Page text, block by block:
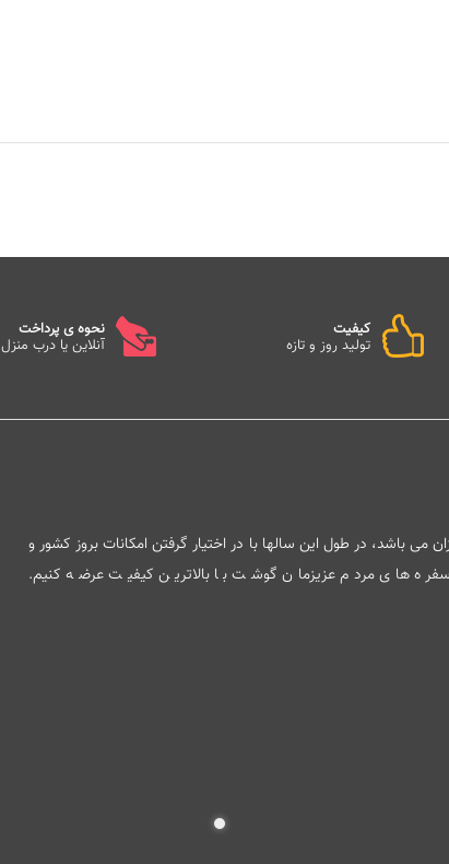
کیفیت
تولید روز و تازه
نحوه ی پرداخت
آنلاین یا درب منزل
در کنار شما عزیزان می باشد، در طول این سالها با در اختیار گرفتن امکانات بروز کشور و
سفره های مردم عزیزمان گوشت با بالاترین کیفیت عرضه کنیم.